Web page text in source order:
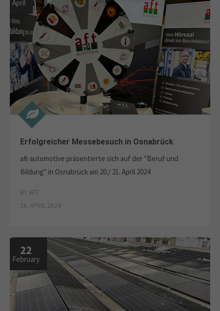
April
Erfolgreicher Messebesuch in Osnabrück
aft automotive präsentierte sich auf der "Beruf und
Bildung" in Osnabrück am 20./ 21. April 2024
BY AFT
26. APRIL 2024
22
February